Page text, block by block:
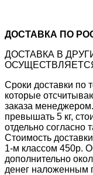
ДОСТАВКА ПО
ДОСТАВКА В
Сроки доставки по
которые
заказа
превышать 5 кг,
отдельно согласно
Стоимость
1-м классом 450р.
дополнительно
денег наложенным